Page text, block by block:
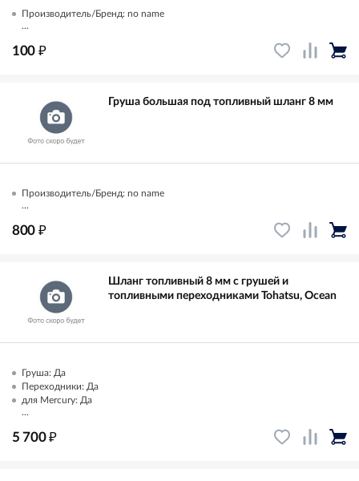
Производитель/Бренд: no name
...
100 ₽
Груша большая под топливный шланг 8 мм
Производитель/Бренд: no name
...
800 ₽
Шланг топливный 8 мм с грушей и
топливными переходниками Tohatsu, Ocean
Груша: Да
Переходники: Да
для Mercury: Да
...
5 700₽